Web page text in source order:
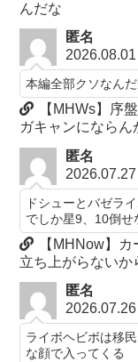
んだな
匿名
2026.08.01
本編全部クソなん
【MHWs】序
ガキャンにならん
匿名
2026.07.27
ドシューとバゼラ
でしか星9、10倒せ
【MHNow】
立ち上がらないか
匿名
2026.07.26
ライボヘビボは移
な顔で入ってくる